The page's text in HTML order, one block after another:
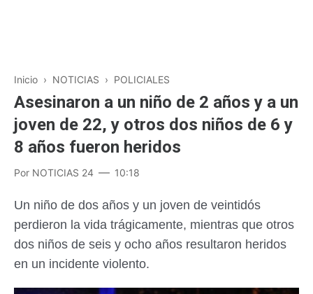
Inicio › NOTICIAS › POLICIALES
Asesinaron a un niño de 2 años y a un
joven de 22, y otros dos niños de 6 y
8 años fueron heridos
Por NOTICIAS 24 10:18
Un niño de dos años y un joven de veintidós
perdieron la vida trágicamente, mientras que otros
dos niños de seis y ocho años resultaron heridos
en un incidente violento.